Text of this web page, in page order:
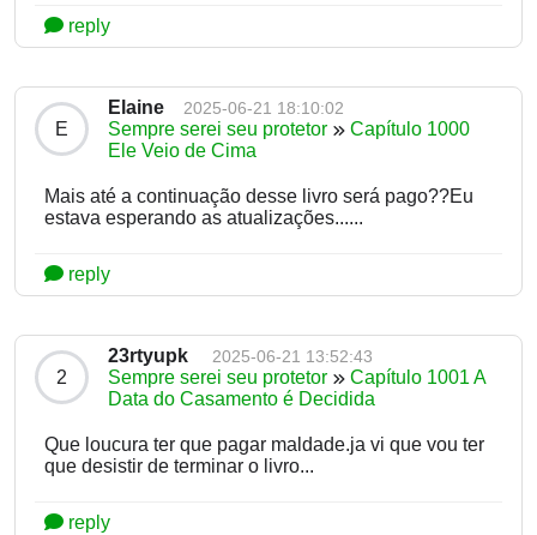
reply
E
Elaine 2025-06-21 18:10:02
Sempre serei seu protetor
Capítulo 1000
Ele Veio de Cima
Mais até a continuação desse livro será pago??Eu
estava esperando as atualizações......
reply
2
23rtyupk 2025-06-21 13:52:43
Sempre serei seu protetor
Capítulo 1001 A
Data do Casamento é Decidida
Que loucura ter que pagar maldade.ja vi que vou ter
que desistir de terminar o livro...
reply